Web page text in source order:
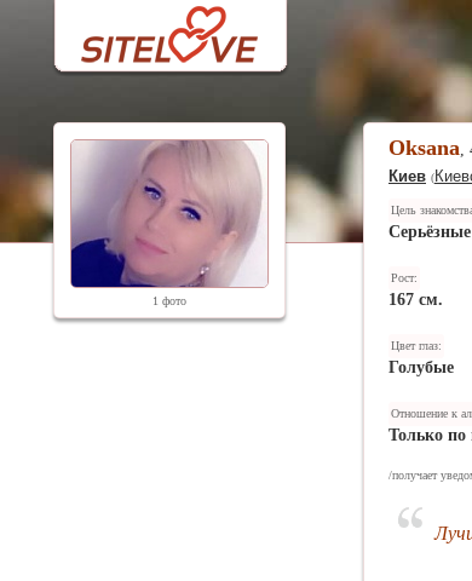
1 фото
Oksana,
Киев (
Цель
Рост:
167 см.
Цвет глаз:
Голубые
Отношение к
Только по
/получает